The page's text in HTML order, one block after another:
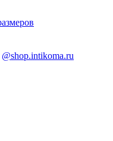
@shop.intikoma.ru